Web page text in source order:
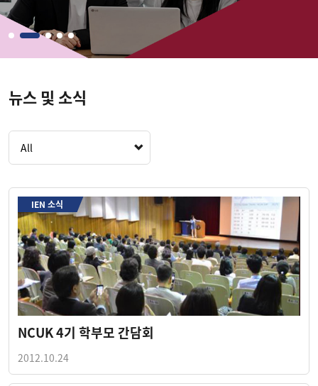
뉴스 및 소식
All
IEN 소식
NCUK 4기 학부모 간담회
2012.10.24